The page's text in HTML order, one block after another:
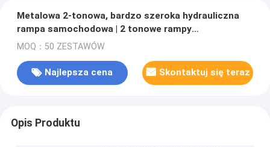
Metalowa 2-tonowa, bardzo szeroka hydrauliczna
rampa samochodowa | 2 tonowe rampy
samochodowe
MOQ：50 ZESTAWÓW
Najlepsza cena Skontaktuj się teraz
Opis Produktu